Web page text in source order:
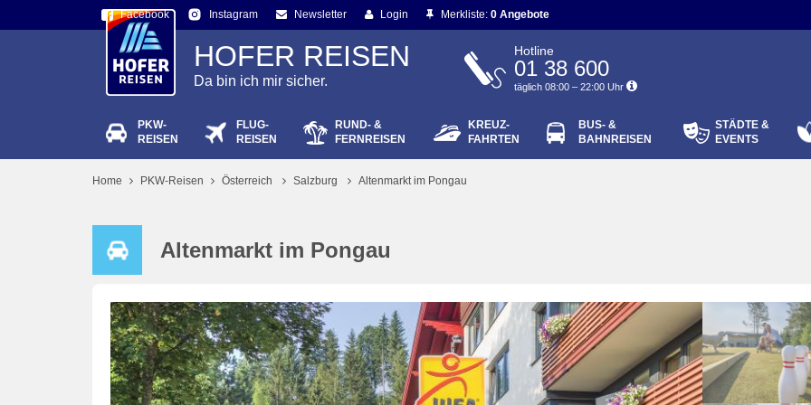
Facebook Instagram Newsletter Login
Passwort vergessen?
Merkliste: 0 Angebote
HOFER REISEN
Da bin ich mir sicher.
Hotline
01 38 600
täglich 08:00 – 22:00 Uhr
PKW-
REISEN
FLUG-
REISEN
RUND- &
FERNREISEN
KREUZ-
FAHRTEN
BUS- &
BAHNREISEN
STÄDTE &
EVENTS
Home PKW-Reisen Österreich Salzburg Altenmarkt im Pongau
Altenmarkt im Pongau